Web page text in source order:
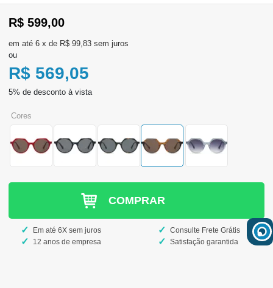
aqui
Registre-
se
R$ 599,00
6 x de R$ 99,83 sem juros
ou
R$ 569,05
cores
COMPRAR
Em até 6X sem juros
12 anos de empresa
Consulte Frete Grátis
Satisfação garantida